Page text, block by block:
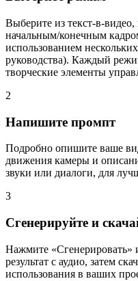
Выберите из текст-в-
начальным/конечным
использованием
руководства). Каждый
творческие элементы
2
Напишите промпт
Подробно опишите ваше
движения камеры и
звуки или диалоги, для
3
Сгенерируйте и
Нажмите «Сгенерировать»
результат с аудио, затем
использования в ваших